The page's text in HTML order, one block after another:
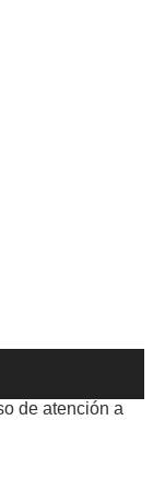
de atención a